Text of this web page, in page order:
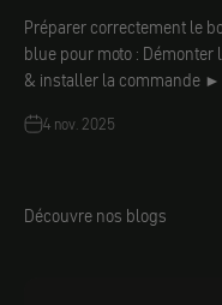
Préparer correctement le
blue pour moto :
& installer la commande ►
4 nov. 2025
Découvre nos blogs